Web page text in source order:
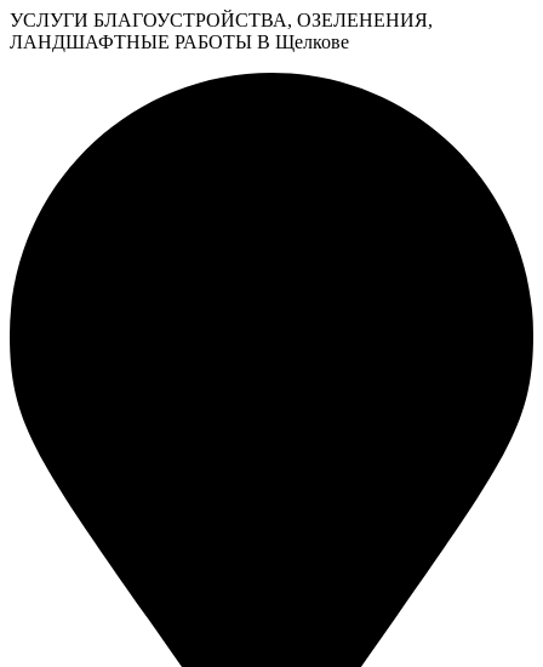
УСЛУГИ БЛАГОУСТРОЙСТВА, ОЗЕЛЕНЕНИЯ,
ЛАНДШАФТНЫЕ РАБОТЫ В Щелкове